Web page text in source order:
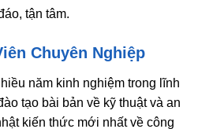
tận tâm.
Chuyên Nghiệp
năm kinh nghiệm trong lĩnh
tạo bài bản về kỹ thuật và an
kiến thức mới nhất về công